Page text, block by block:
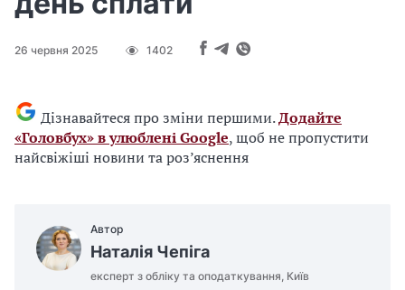
26 червня 2025 1402
Дізнавайтеся про зміни першими.Додайте
«Головбух» в улюблені Google, щоб не пропустити
найсвіжіші новини та роз’яснення
Автор
Наталія Чепіга
експерт з обліку та оподаткування, Київ